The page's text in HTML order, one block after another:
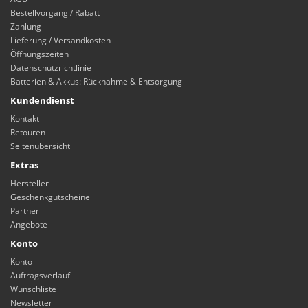
Bestellvorgang / Rabatt
Zahlung
Lieferung / Versandkosten
Öffnungszeiten
Datenschutzrichtlinie
Batterien & Akkus: Rücknahme & Entsorgung
Kundendienst
Kontakt
Retouren
Seitenübersicht
Extras
Hersteller
Geschenkgutscheine
Partner
Angebote
Konto
Konto
Auftragsverlauf
Wunschliste
Newsletter